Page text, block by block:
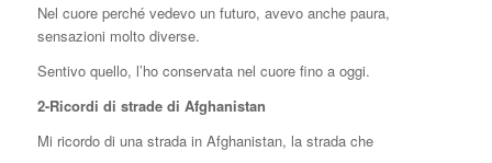
Nel cuore perché vedevo un futuro, avevo anche paura,
sensazioni molto diverse.
Sentivo quello, l’ho conservata nel cuore fino a oggi.
2-Ricordi di strade di Afghanistan
Mi ricordo di una strada in Afghanistan, la strada che